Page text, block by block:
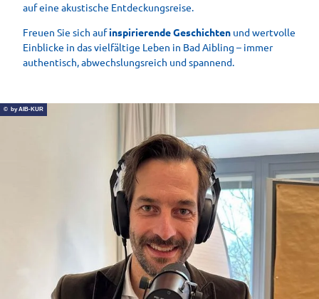
auf eine akustische Entdeckungsreise.
Freuen Sie sich aufinspirierende Geschichten und wertvolle
Einblicke in das vielfältige Leben in Bad Aibling – immer
authentisch, abwechslungsreich und spannend.
© by AIB-KUR